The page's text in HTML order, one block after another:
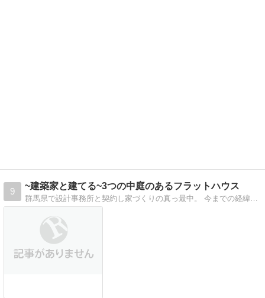
9
~建築家と建てる~3つの中庭のあるフラットハウス
群馬県で設計事務所と契約し家づくりの真っ最中。 今までの経緯と完成までを綴っていきます。